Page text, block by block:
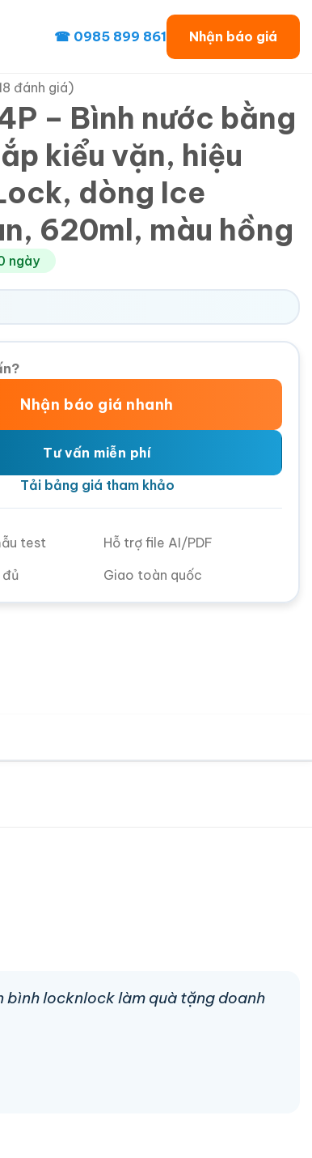
☎ 0985 899 861 Nhận báo giá
đánh giá)
– Bình nước bằng
kiểu vặn, hiệu
dòng Ice
620ml, màu hồng
ngày
Nhận báo giá nhanh
Tư vấn miễn phí
Tải bảng giá tham khảo
test
Hỗ trợ file AI/PDF
đủ
Giao toàn quốc
bình locknlock làm quà tặng doanh